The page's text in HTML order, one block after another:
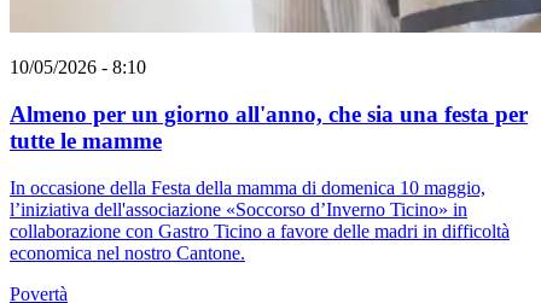
10/05/2026 - 8:10
Almeno per un giorno all'anno, che sia una festa per
tutte le mamme
In occasione della Festa della mamma di domenica 10 maggio,
l’iniziativa dell'associazione «Soccorso d’Inverno Ticino» in
collaborazione con Gastro Ticino a favore delle madri in difficoltà
economica nel nostro Cantone.
Povertà